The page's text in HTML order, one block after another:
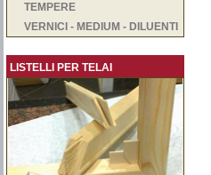
TEMPERE
VERNICI - MEDIUM - DILUENTI
LISTELLI PER TELAI